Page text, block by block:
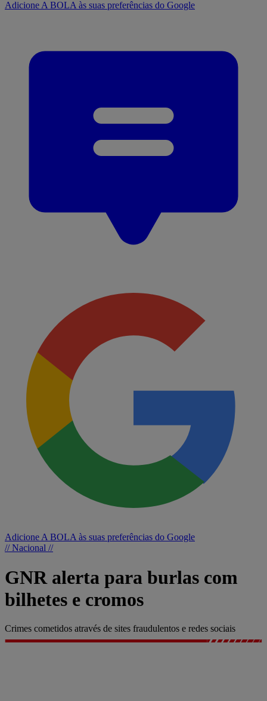
Adicione A BOLA às suas preferências do Google
Adicione A BOLA às suas preferências do Google
// Nacional //
GNR alerta para burlas com
bilhetes e cromos
Crimes cometidos através de sites fraudulentos e redes sociais